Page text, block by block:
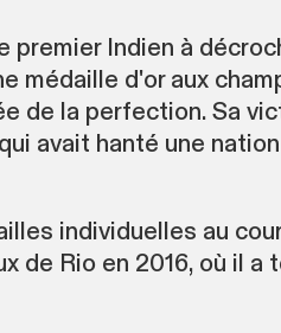
Indien à
médaille d'or aux
de la perfection. Sa
avait hanté une
individuelles au
de Rio en 2016, où il a